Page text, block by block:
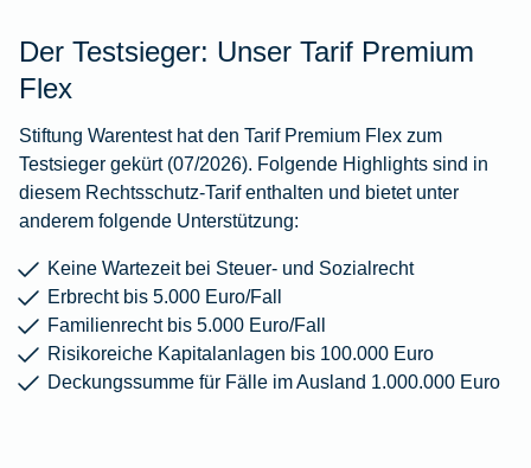
Der Testsieger: Unser Tarif Premium
Flex
Stiftung Warentest hat den Tarif Premium Flex zum
Testsieger gekürt (07/2026). Folgende Highlights sind in
diesem Rechtsschutz-Tarif enthalten und bietet unter
anderem folgende Unterstützung:
Keine Wartezeit bei Steuer- und Sozialrecht
Erbrecht bis 5.000 Euro/Fall
Familienrecht bis 5.000 Euro/Fall
Risikoreiche Kapitalanlagen bis 100.000 Euro
Deckungssumme für Fälle im Ausland 1.000.000 Euro